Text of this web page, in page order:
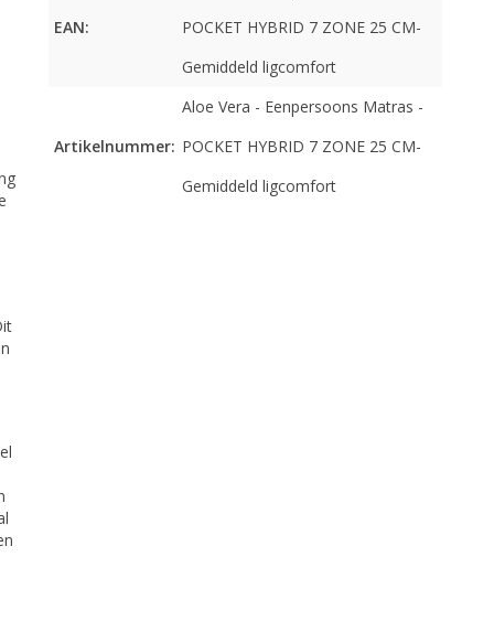
EAN:
POCKET HYBRID 7 ZONE 25 CM-
Gemiddeld ligcomfort
Artikelnummer:
Aloe Vera - Eenpersoons Matras -
POCKET HYBRID 7 ZONE 25 CM-
Gemiddeld ligcomfort